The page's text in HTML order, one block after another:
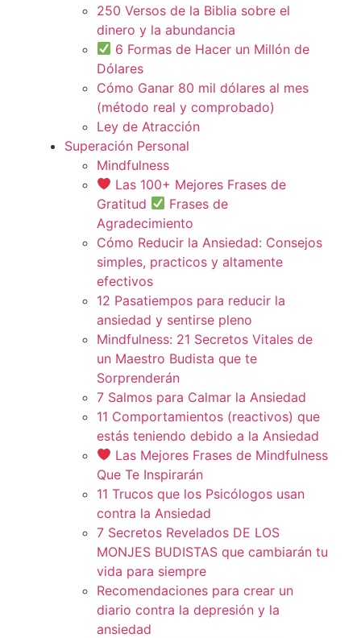
250 Versos de la Biblia sobre el
dinero y la abundancia
6 Formas de Hacer un Millón de
Dólares
Cómo Ganar 80 mil dólares al mes
(método real y comprobado)
Ley de Atracción
Superación Personal
Mindfulness
Las 100+ Mejores Frases de
Gratitud
Frases de
Agradecimiento
Cómo Reducir la Ansiedad: Consejos
simples, practicos y altamente
efectivos
12 Pasatiempos para reducir la
ansiedad y sentirse pleno
Mindfulness: 21 Secretos Vitales de
un Maestro Budista que te
Sorprenderán
7 Salmos para Calmar la Ansiedad
11 Comportamientos (reactivos) que
estás teniendo debido a la Ansiedad
Las Mejores Frases de Mindfulness
Que Te Inspirarán
11 Trucos que los Psicólogos usan
contra la Ansiedad
7 Secretos Revelados DE LOS
MONJES BUDISTAS que cambiarán tu
vida para siempre
Recomendaciones para crear un
diario contra la depresión y la
ansiedad